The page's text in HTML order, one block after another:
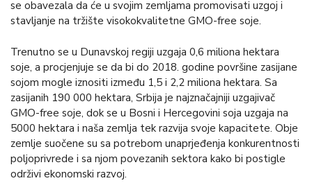
se obavezala da će u svojim zemljama promovisati uzgoj i
stavljanje na tržište visokokvalitetne GMO-free soje.
Trenutno se u Dunavskoj regiji uzgaja 0,6 miliona hektara
soje, a procjenjuje se da bi do 2018. godine površine zasijane
sojom mogle iznositi između 1,5 i 2,2 miliona hektara. Sa
zasijanih 190 000 hektara, Srbija je najznačajniji uzgajivač
GMO-free soje, dok se u Bosni i Hercegovini soja uzgaja na
5000 hektara i naša zemlja tek razvija svoje kapacitete. Obje
zemlje suočene su sa potrebom unaprjeđenja konkurentnosti
poljoprivrede i sa njom povezanih sektora kako bi postigle
održivi ekonomski razvoj.